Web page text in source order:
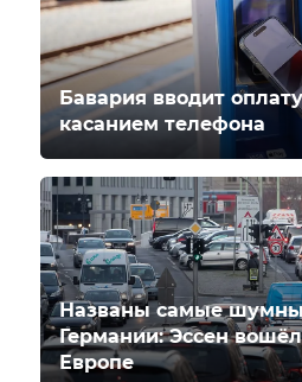
Бавария вводит
касанием телефона
Названы самые
Германии: Эссен
Европе